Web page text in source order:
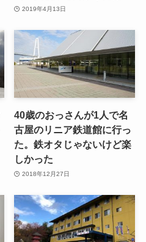
2019年4月13日
40歳のおっさんが1人で名
古屋のリニア鉄道館に行っ
た。鉄オタじゃないけど楽
しかった
2018年12月27日